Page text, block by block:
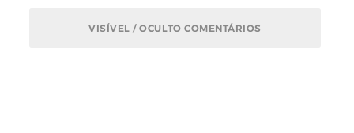
VISÍVEL / OCULTO COMENTÁRIOS